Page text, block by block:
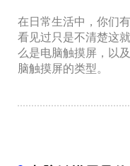
在日常生活中，你们
看见过只是不清楚这
么是电脑触摸屏，以
脑触摸屏的类型。